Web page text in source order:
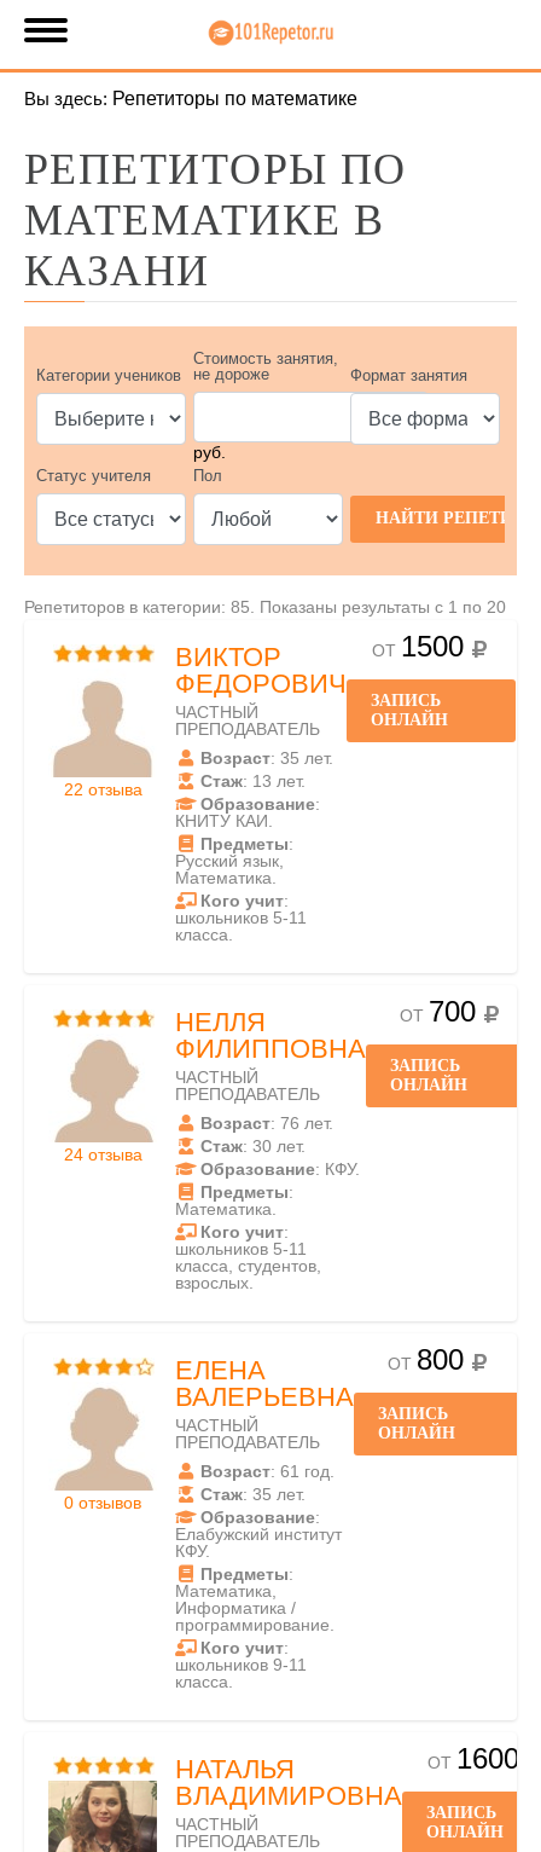
Вы здесь: Репетиторы по математике
РЕПЕТИТОРЫ ПО
МАТЕМАТИКЕ В
КАЗАНИ
Категории учеников
Стоимость занятия,
не дороже
руб.
Формат занятия
Статус учителя Пол
Репетиторов в категории: 85. Показаны результаты с 1 по 20
22 отзыва
ВИКТОР
ФЕДОРОВИЧ
ЧАСТНЫЙ
ПРЕПОДАВАТЕЛЬ
Возраст: 35 лет.
Стаж: 13 лет.
Образование:
КНИТУ КАИ.
Предметы:
Русский язык,
Математика.
Кого учит:
школьников 5-11
класса.
ОТ 1500
ЗАПИСЬ
ОНЛАЙН
24 отзыва
НЕЛЛЯ
ФИЛИППОВНА
ЧАСТНЫЙ
ПРЕПОДАВАТЕЛЬ
Возраст: 76 лет.
Стаж: 30 лет.
Образование: КФУ.
Предметы:
Математика.
Кого учит:
школьников 5-11
класса, студентов,
взрослых.
ОТ 700
ЗАПИСЬ
ОНЛАЙН
0 отзывов
ЕЛЕНА
ВАЛЕРЬЕВНА
ЧАСТНЫЙ
ПРЕПОДАВАТЕЛЬ
Возраст: 61 год.
Стаж: 35 лет.
Образование:
Елабужский институт
КФУ.
Предметы:
Математика,
Информатика /
программирование.
Кого учит:
школьников 9-11
класса.
ОТ 800
ЗАПИСЬ
ОНЛАЙН
НАТАЛЬЯ
ВЛАДИМИРОВНА
ЧАСТНЫЙ
ПРЕПОДАВАТЕЛЬ
ОТ 1600
ЗАПИСЬ
ОНЛАЙН